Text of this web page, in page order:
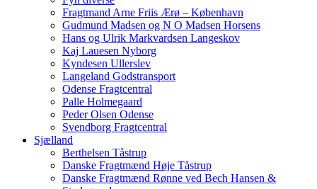
Fragtmand Arne Friis Ærø – København
Gudmund Madsen og N O Madsen Horsens
Hans og Ulrik Markvardsen Langeskov
Kaj Lauesen Nyborg
Kyndesen Ullerslev
Langeland Godstransport
Odense Fragtcentral
Palle Holmegaard
Peder Olsen Odense
Svendborg Fragtcentral
Sjælland
Berthelsen Tåstrup
Danske Fragtmænd Høje Tåstrup
Danske Fragtmænd Rønne ved Bech Hansen &